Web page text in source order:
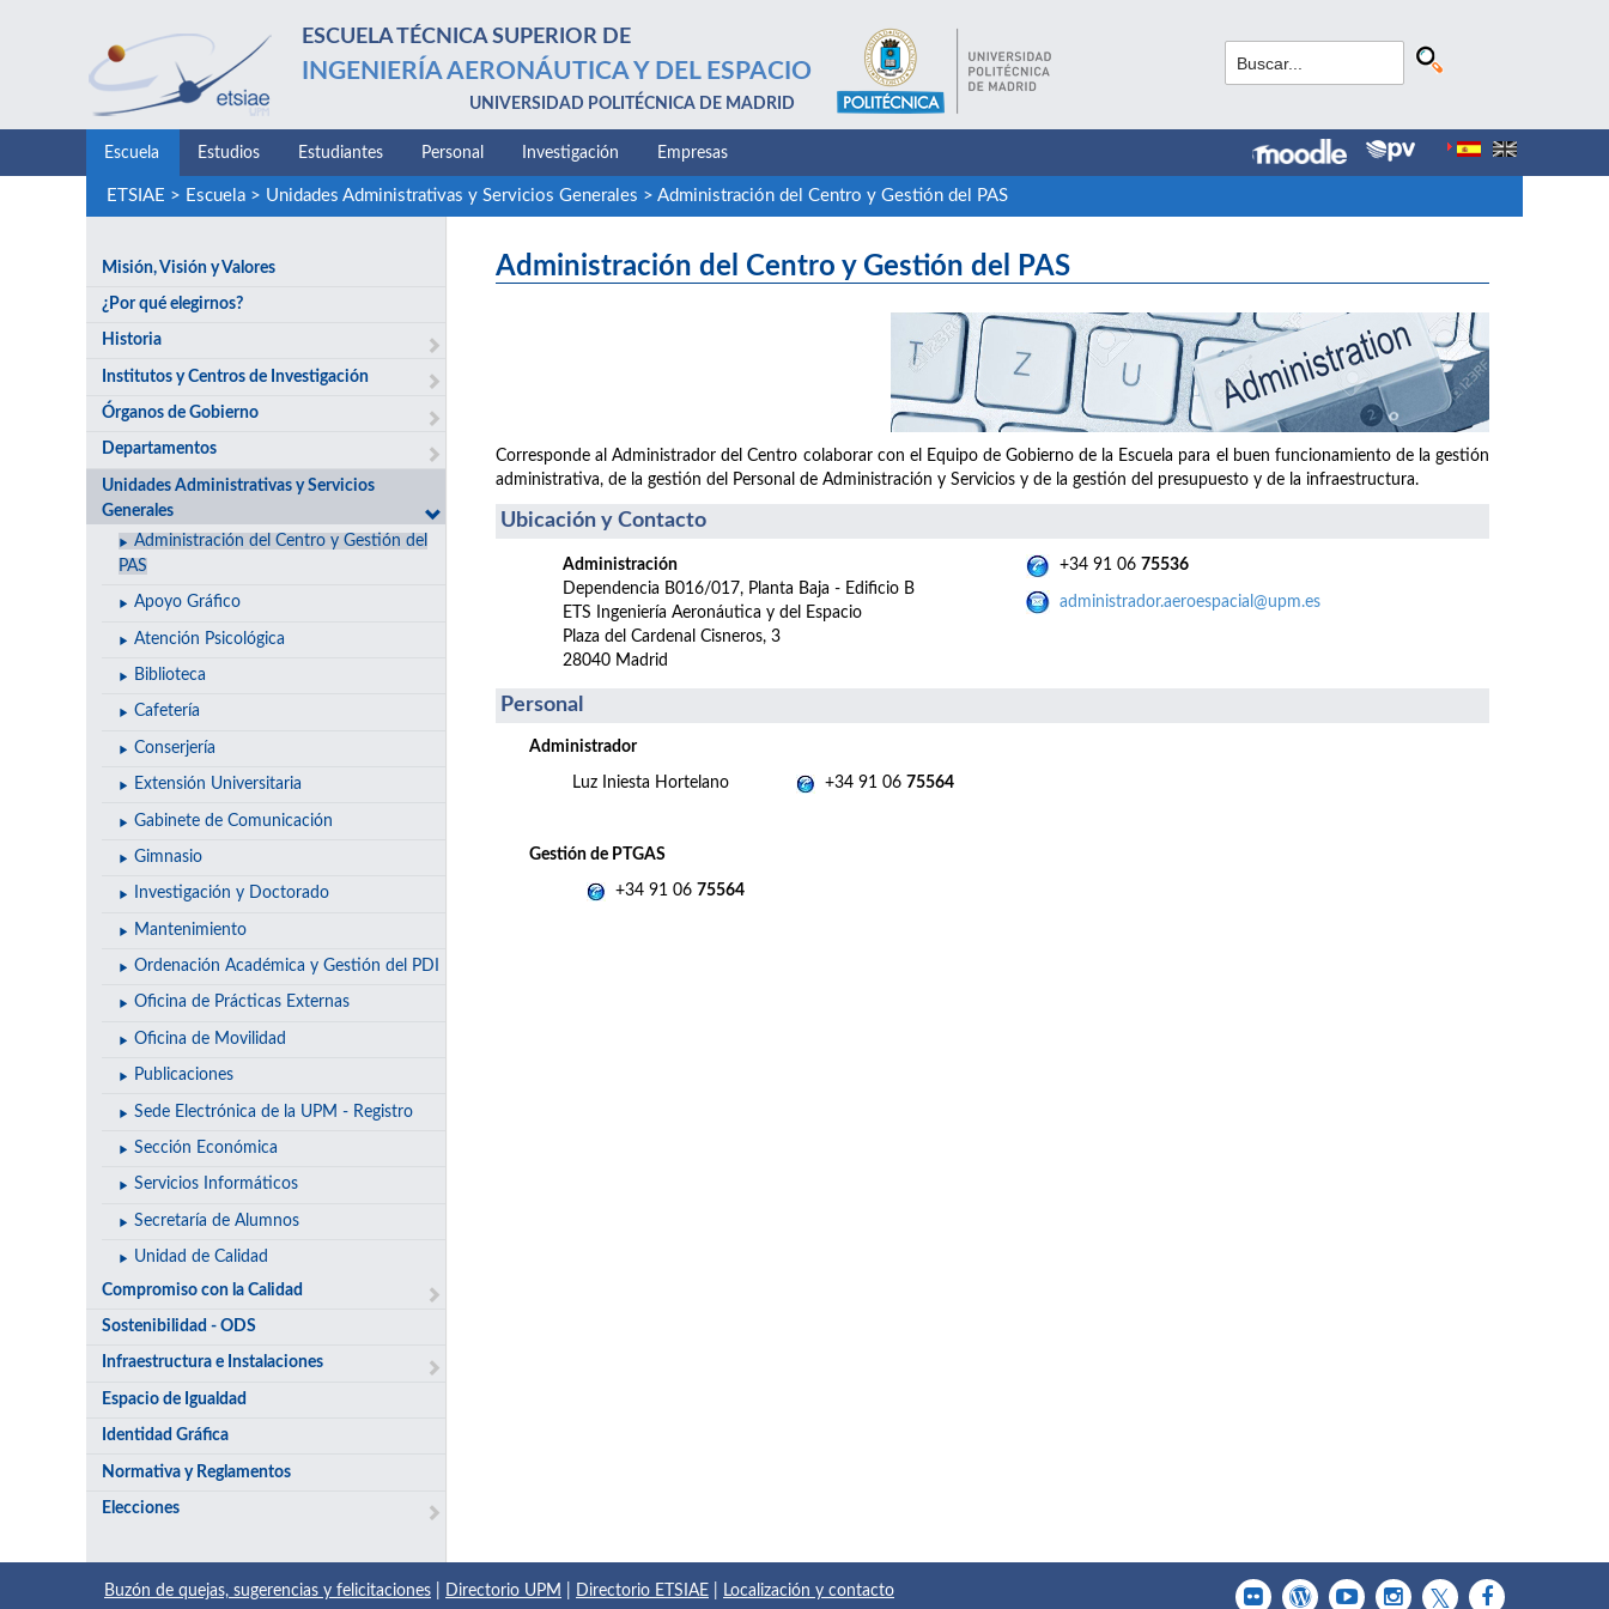
ESCUELA TÉCNICA SUPERIOR DE
INGENIERÍA AERONÁUTICA Y DEL ESPACIO
UNIVERSIDAD POLITÉCNICA DE MADRID
Escuela Estudios Estudiantes Personal Investigación Empresas
ETSIAE > Escuela> Unidades Administrativas y Servicios Generales > Administración del Centro y Gestión del PAS
Misión, Visión y Valores
¿Por qué elegirnos?
Historia
Institutos y Centros de Investigación
Órganos de Gobierno
Departamentos
Unidades Administrativas y Servicios
Generales
Administración del Centro y Gestión del
PAS
Apoyo Gráfico
Atención Psicológica
Biblioteca
Cafetería
Conserjería
Extensión Universitaria
Gabinete de Comunicación
Gimnasio
Investigación y Doctorado
Mantenimiento
Ordenación Académica y Gestión del PDI
Oficina de Prácticas Externas
Oficina de Movilidad
Publicaciones
Sede Electrónica de la UPM - Registro
Sección Económica
Servicios Informáticos
Secretaría de Alumnos
Unidad de Calidad
Compromiso con la Calidad
Sostenibilidad - ODS
Infraestructura e Instalaciones
Espacio de Igualdad
Identidad Gráfica
Normativa y Reglamentos
Elecciones
Administración del Centro y Gestión del PAS
Corresponde al Administrador del Centro colaborar con el Equipo de Gobierno de la Escuela para el buen funcionamiento de la gestión
administrativa, de la gestión del Personal de Administración y Servicios y de la gestión del presupuesto y de la infraestructura.
Ubicación y Contacto
Administración
Dependencia B016/017, Planta Baja - Edificio B
ETS Ingeniería Aeronáutica y del Espacio
Plaza del Cardenal Cisneros, 3
28040 Madrid
+34 91 06 75536
administrador.aeroespacial@upm.es
Personal
Administrador
Luz Iniesta Hortelano +34 91 06 75564
Gestión de PTGAS
+34 91 06 75564
Buzón de quejas, sugerencias y felicitaciones Directorio UPM Directorio ETSIAE Localización y contacto